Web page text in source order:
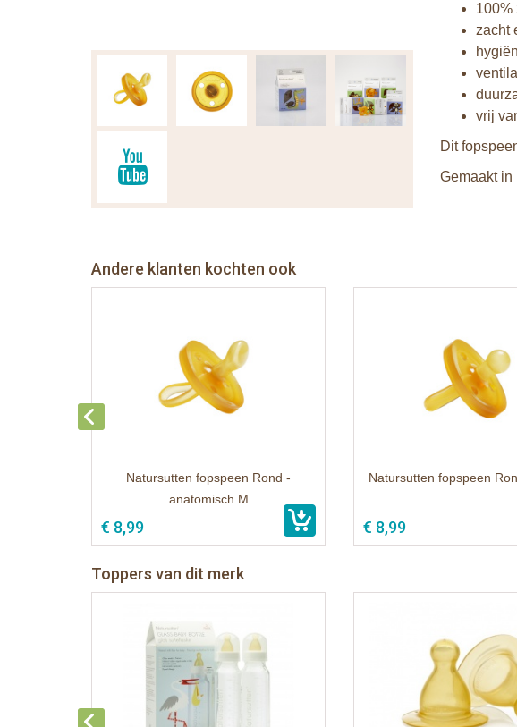
100%
zacht
vrij
Dit
Gemaakt
Andere klanten kochten ook
Natursutten fopspeen Rond -
anatomisch M
€ 8,99
Natursutten fopspeen
€ 8,99
Toppers van dit merk